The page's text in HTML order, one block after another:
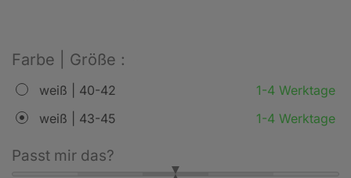
Farbe | Größe :
weiß | 40-42
1-4 Werktage
weiß | 43-45
1-4 Werktage
Passt mir das?